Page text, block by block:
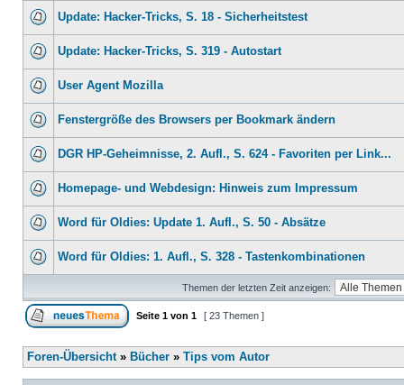
Update: Hacker-Tricks, S. 18 - Sicherheitstest
Update: Hacker-Tricks, S. 319 - Autostart
User Agent Mozilla
Fenstergröße des Browsers per Bookmark ändern
DGR HP-Geheimnisse, 2. Aufl., S. 624 - Favoriten per Link...
Homepage- und Webdesign: Hinweis zum Impressum
Word für Oldies: Update 1. Aufl., S. 50 - Absätze
Word für Oldies: 1. Aufl., S. 328 - Tastenkombinationen
Themen der letzten Zeit anzeigen:
Seite 1 von 1 [ 23 Themen ]
Foren-Übersicht» Bücher » Tips vom Autor